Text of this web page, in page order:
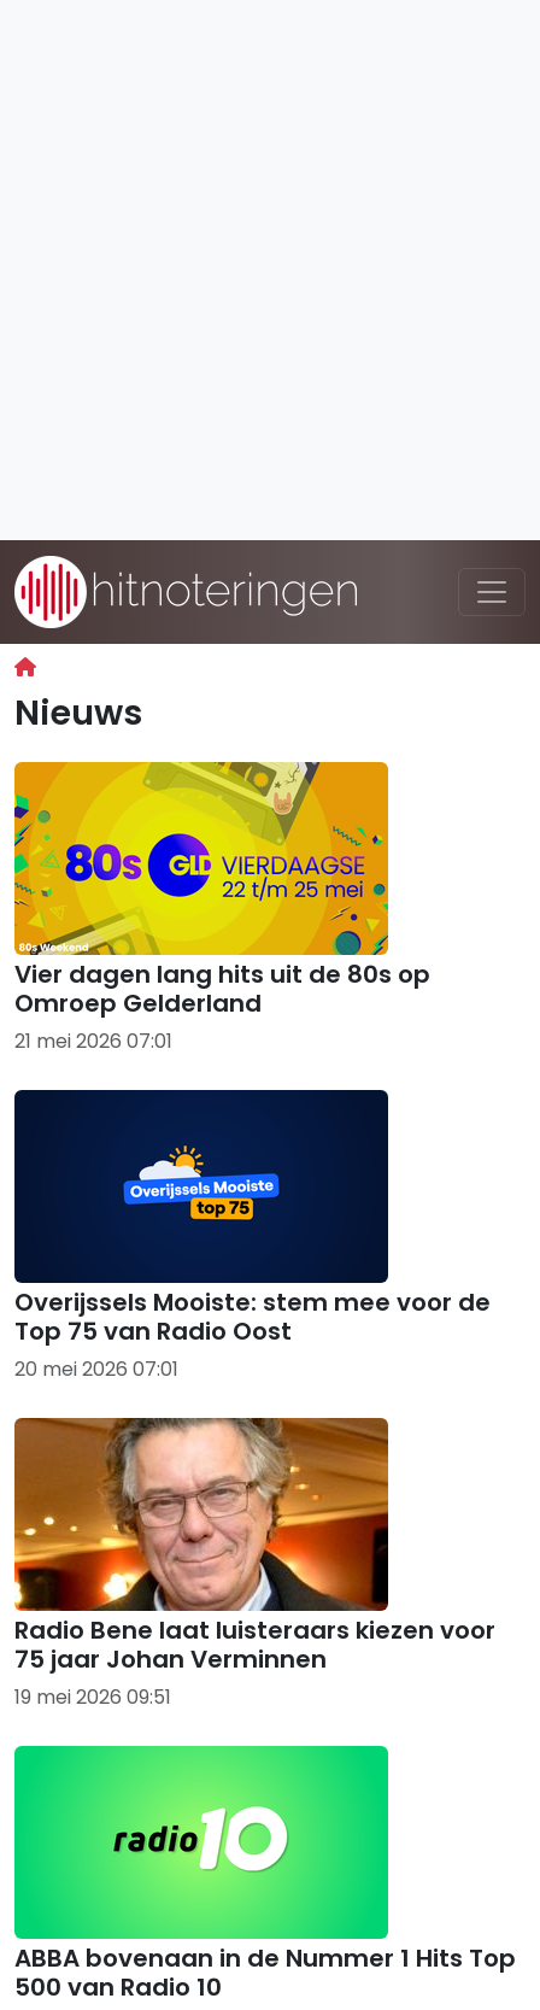
Nieuws
Vier dagen lang hits uit de 80s op
Omroep Gelderland
21 mei 2026 07:01
Overijssels Mooiste: stem mee voor de
Top 75 van Radio Oost
20 mei 2026 07:01
Radio Bene laat luisteraars kiezen voor
75 jaar Johan Verminnen
19 mei 2026 09:51
ABBA bovenaan in de Nummer 1 Hits Top
500 van Radio 10